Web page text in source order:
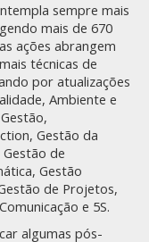
sempre mais
mais de 670
ações abrangem
técnicas de
por atualizações
Ambiente e
Gestão da
de
Gestão
de Projetos,
e 5S.
algumas pós-